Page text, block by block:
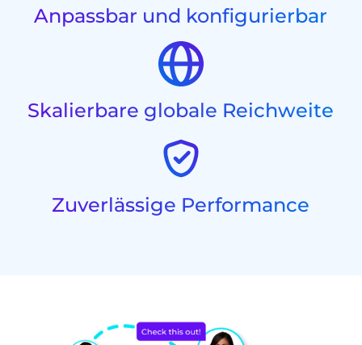
Anpassbar und konfigurierbar
Skalierbare globale Reichweite
Zuverlässige Performance